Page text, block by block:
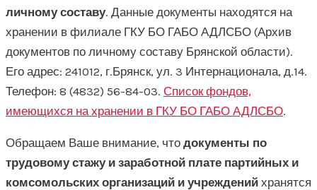
личному составу. Данные документы находятся на
хранении в филиале ГКУ БО ГАБО АДЛСБО (Архив
документов по личному составу Брянской области).
Его адрес: 241012, г.Брянск, ул. 3 Интернационала, д.14.
Телефон: 8 (4832) 56-84-03. Список фондов,
имеющихся на хранении в ГКУ БО ГАБО АДЛСБО.
Обращаем Ваше внимание, что документы по
трудовому стажу и заработной плате партийных и
комсомольских организаций и учреждений хранятся